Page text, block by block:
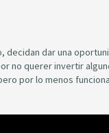
dar una
no querer invertir
por lo menos